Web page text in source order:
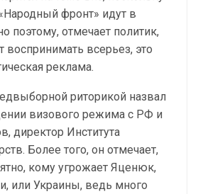
фронт» идут в
поэтому, отмечает политик,
воспринимать всерьез, это
реклама.
риторикой назвал
визового режима с РФ и
директор Института
Более того, он отмечает,
кому угрожает Яценюк,
или Украины, ведь много